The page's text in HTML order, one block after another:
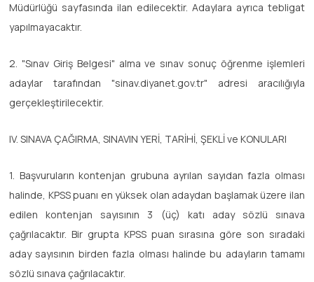
Müdürlüğü sayfasında ilan edilecektir. Adaylara ayrıca tebligat
yapılmayacaktır.
2. "Sınav Giriş Belgesi" alma ve sınav sonuç öğrenme işlemleri
adaylar tarafından "sinav.diyanet.gov.tr" adresi aracılığıyla
gerçekleştirilecektir.
IV. SINAVA ÇAĞIRMA, SINAVIN YERİ, TARİHİ, ŞEKLİ ve KONULARI
1. Başvuruların kontenjan grubuna ayrılan sayıdan fazla olması
halinde, KPSS puanı en yüksek olan adaydan başlamak üzere ilan
edilen kontenjan sayısının 3 (üç) katı aday sözlü sınava
çağrılacaktır. Bir grupta KPSS puan sırasına göre son sıradaki
aday sayısının birden fazla olması halinde bu adayların tamamı
sözlü sınava çağrılacaktır.